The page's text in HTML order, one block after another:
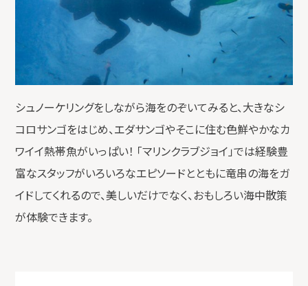
シュノーケリングをしながら海をのぞいてみると、大きなシ
コロサンゴをはじめ、エダサンゴやそこに住む色鮮やかなカ
ワイイ熱帯魚がいっぱい！ 「マリンクラブジョイ」では経験豊
富なスタッフがいろいろなエピソードとともに竜串の海をガ
イドしてくれるので、美しいだけでなく、おもしろい海中散策
が体験できます。